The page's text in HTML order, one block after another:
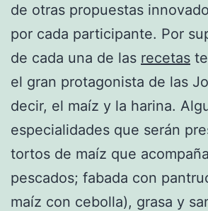
de otras propuestas
por cada participante. Por
de cada una de las recetas
el gran protagonista de las
decir, el maíz y la harina.
especialidades que serán
tortos de maíz que
pescados; fabada con
maíz con cebolla), grasa y